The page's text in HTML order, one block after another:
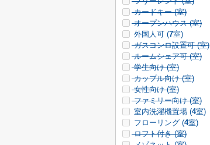
カードキー (室)
オープンハウス (室)
外国人可 (7室)
ガスコンロ設置可 (室)
ルームシェア可 (室)
学生向け (室)
カップル向け (室)
女性向け (室)
ファミリー向け (室)
室内洗濯機置場 (4室)
フローリング (4室)
ロフト付き (室)